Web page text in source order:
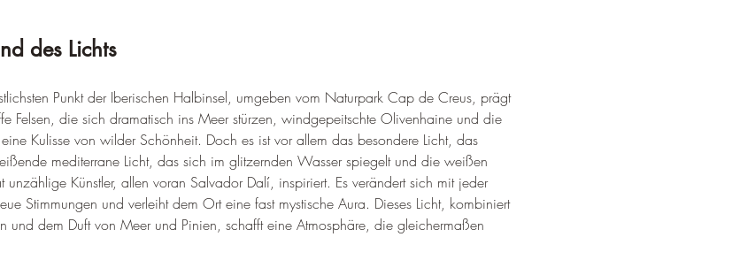
des Lichts
Punkt der Iberischen Halbinsel, umgeben vom Naturpark Cap de Creus, prägt
Felsen, die sich dramatisch ins Meer stürzen, windgepeitschte Olivenhaine und die
Kulisse von wilder Schönheit. Doch es ist vor allem das besondere Licht, das
mediterrane Licht, das sich im glitzernden Wasser spiegelt und die weißen
Künstler, allen voran Salvador Dalí, inspiriert. Es verändert sich mit jeder
Stimmungen und verleiht dem Ort eine fast mystische Aura. Dieses Licht, kombiniert
und dem Duft von Meer und Pinien, schafft eine Atmosphäre, die gleichermaßen